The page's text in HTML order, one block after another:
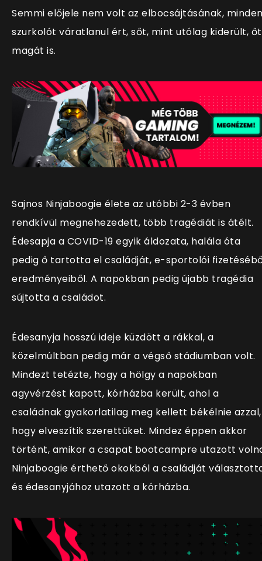
Semmi előjele nem volt az elbocsájtásának,
szurkolót váratlanul ért, sőt, mint utólag kiderült, őt
magát is.
Sajnos Ninjaboogie élete az utóbbi 2-3 évben
rendkívül megnehezedett, több tragédiát is átélt.
Édesapja a COVID-19 egyik áldozata, halála óta
pedig ő tartotta el családját, e-sportolói
eredményeiből. A napokban pedig újabb tragédia
sújtotta a családot.
Édesanyja hosszú ideje küzdött a rákkal, a
közelmúltban pedig már a végső stádiumban volt.
Mindezt tetézte, hogy a hölgy a napokban
agyvérzést kapott, kórházba került, ahol a
családnak gyakorlatilag meg kellett békélnie azzal,
hogy elveszítik szerettüket. Mindez éppen akkor
történt, amikor a csapat bootcampre utazott
Ninjaboogie érthető okokból a családját
és édesanyjához utazott a kórházba.